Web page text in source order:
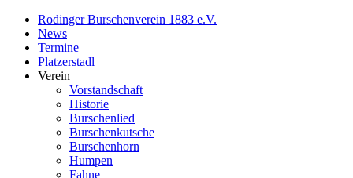
Rodinger Burschenverein 1883 e.V.
News
Termine
Platzerstadl
Verein
Vorstandschaft
Historie
Burschenlied
Burschenkutsche
Burschenhorn
Humpen
Fahne